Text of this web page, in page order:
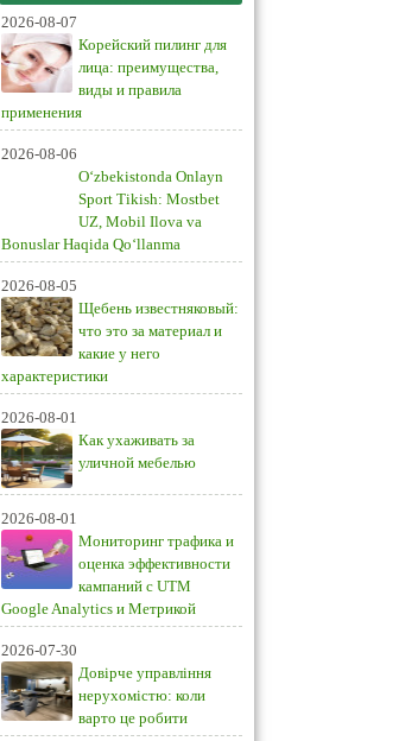
2026-08-07
Корейский пилинг для
лица: преимущества,
виды и правила
применения
2026-08-06
O‘zbekistonda Onlayn
Sport Tikish: Mostbet
UZ, Mobil Ilova va
Bonuslar Haqida Qo‘llanma
2026-08-05
Щебень известняковый:
что это за материал и
какие у него
характеристики
2026-08-01
Как ухаживать за
уличной мебелью
2026-08-01
Мониторинг трафика и
оценка эффективности
кампаний с UTM
Google Analytics и Метрикой
2026-07-30
Довірче управління
нерухомістю: коли
варто це робити